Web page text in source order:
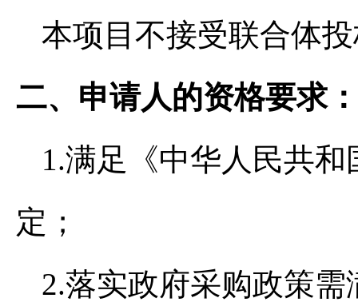
本项目不接受联合体
二、申请人的资格要求：
1.满足《中华人民共
定；
2.落实政府采购政策